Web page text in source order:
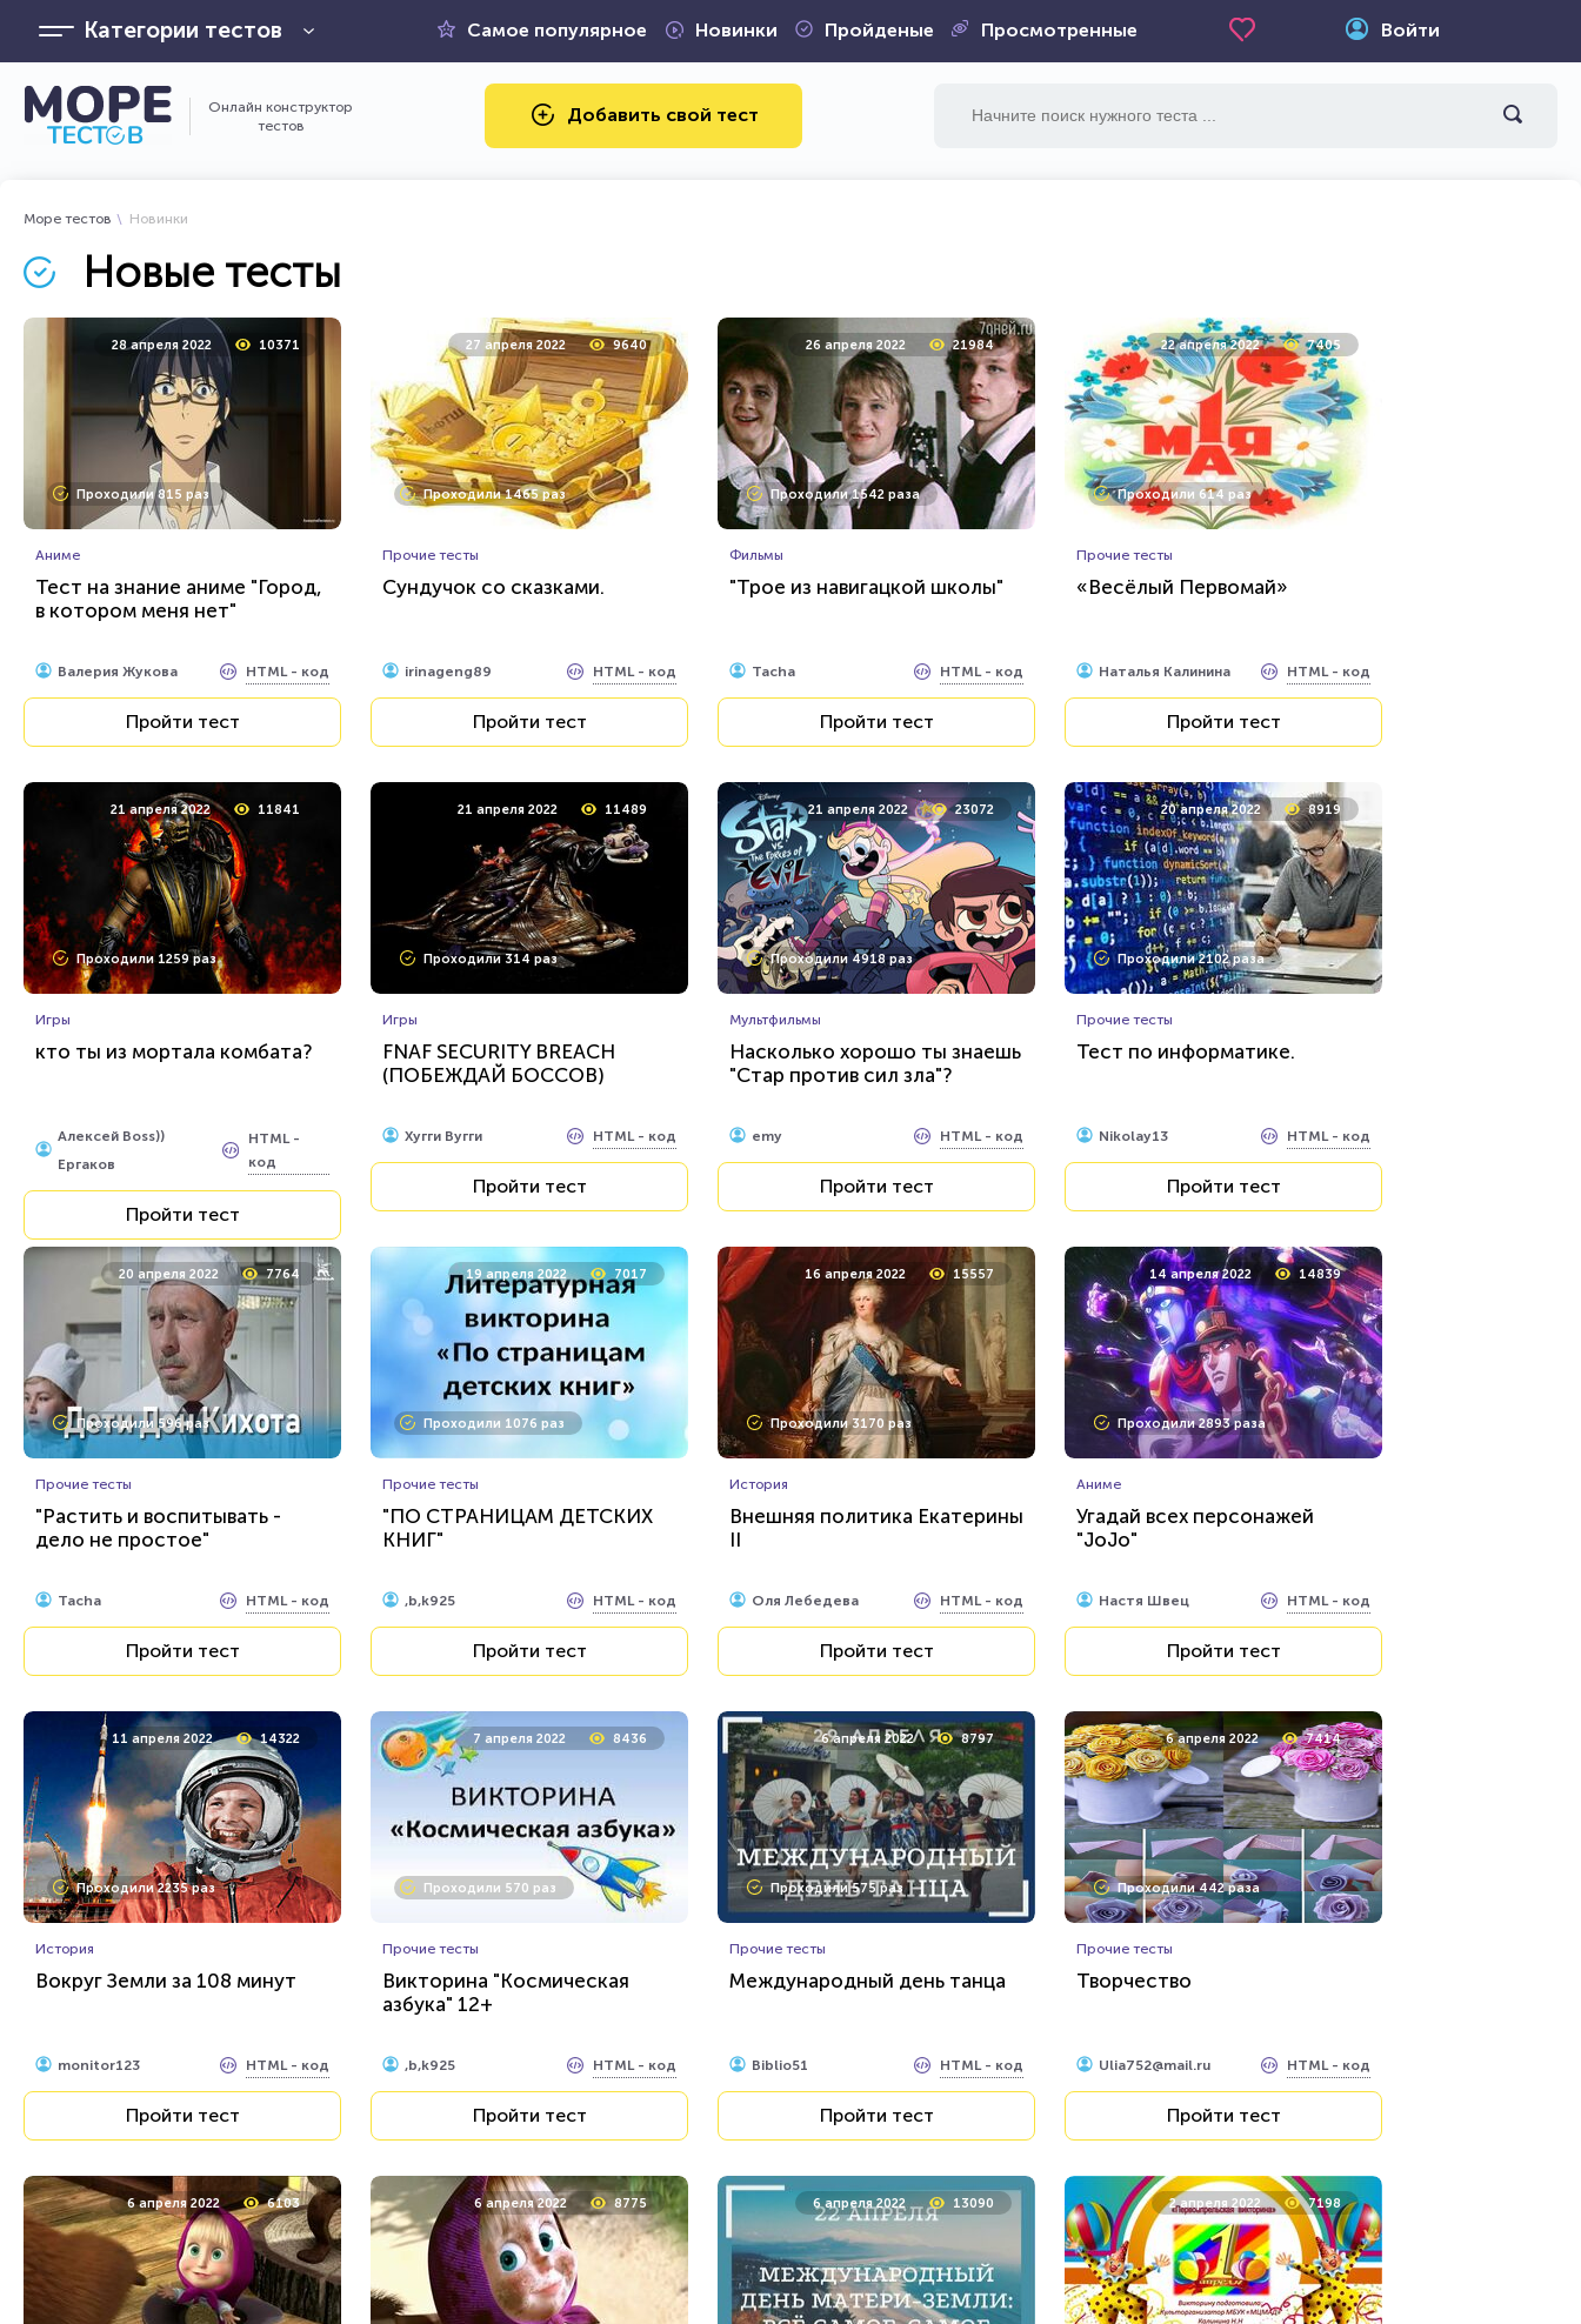
Категории тестов Самое популярное Новинки Пройденые Просмотренные Войти
Онлайн конструктор
тестов
Добавить свой тест
Море тестов Новинки
Новые тесты
28 апреля 2022 10371
Проходили 815 раз
Аниме
Тест на знание аниме "Город,
в котором меня нет"
Валерия Жукова HTML - код
Пройти тест
27 апреля 2022 9640
Проходили 1465 раз
Прочие тесты
Сундучок со сказками.
irinageng89 HTML - код
Пройти тест
26 апреля 2022 21984
Проходили 1542 раза
Фильмы
"Трое из навигацкой школы"
Tacha HTML - код
Пройти тест
22 апреля 2022 7405
Проходили 614 раз
Прочие тесты
«Весёлый Первомай»
Наталья Калинина HTML - код
Пройти тест
21 апреля 2022 11841
Проходили 1259 раз
Игры
кто ты из мортала комбата?
Алексей Boss))
Ергаков
HTML -
код
Пройти тест
21 апреля 2022 11489
Проходили 314 раз
Игры
FNAF SECURITY BREACH
(ПОБЕЖДАЙ БОССОВ)
Хугги Вугги HTML - код
Пройти тест
21 апреля 2022 23072
Проходили 4918 раз
Мультфильмы
Насколько хорошо ты знаешь
"Стар против сил зла"?
emy HTML - код
Пройти тест
20 апреля 2022 8919
Проходили 2102 раза
Прочие тесты
Тест по информатике.
Nikolay13 HTML - код
Пройти тест
20 апреля 2022 7764
Проходили 596 раз
Прочие тесты
"Растить и воспитывать -
дело не простое"
Tacha HTML - код
Пройти тест
19 апреля 2022 7017
Проходили 1076 раз
Прочие тесты
"ПО СТРАНИЦАМ ДЕТСКИХ
КНИГ"
,b,k925 HTML - код
Пройти тест
16 апреля 2022 15557
Проходили 3170 раз
История
Внешняя политика Екатерины
II
Оля Лебедева HTML - код
Пройти тест
14 апреля 2022 14839
Проходили 2893 раза
Аниме
Угадай всех персонажей
"JoJo"
Настя Швец HTML - код
Пройти тест
11 апреля 2022 14322
Проходили 2235 раз
История
Вокруг Земли за 108 минут
monitor123 HTML - код
Пройти тест
7 апреля 2022 8436
Проходили 570 раз
Прочие тесты
Викторина "Космическая
азбука" 12+
,b,k925 HTML - код
Пройти тест
6 апреля 2022 8797
Проходили 575 раз
Прочие тесты
Международный день танца
Biblio51 HTML - код
Пройти тест
6 апреля 2022 7414
Проходили 442 раза
Прочие тесты
Творчество
Ulia752@mail.ru HTML - код
Пройти тест
6 апреля 2022 6103 6 апреля 2022 8775 6 апреля 2022 13090 2 апреля 2022 7198